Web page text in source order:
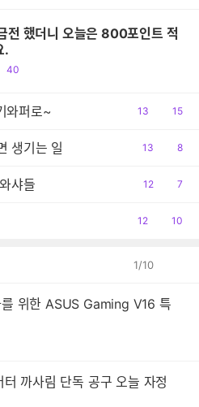
전 했더니 오늘은 800포인트 적
.
댓
40
와퍼로~
공
13
댓
15
생기는 일
공
13
댓
8
샤들
공
12
댓
7
공
12
댓
10
1/10
위한 ASUS Gaming V16 특
까사림 단독 공구 오늘 자정